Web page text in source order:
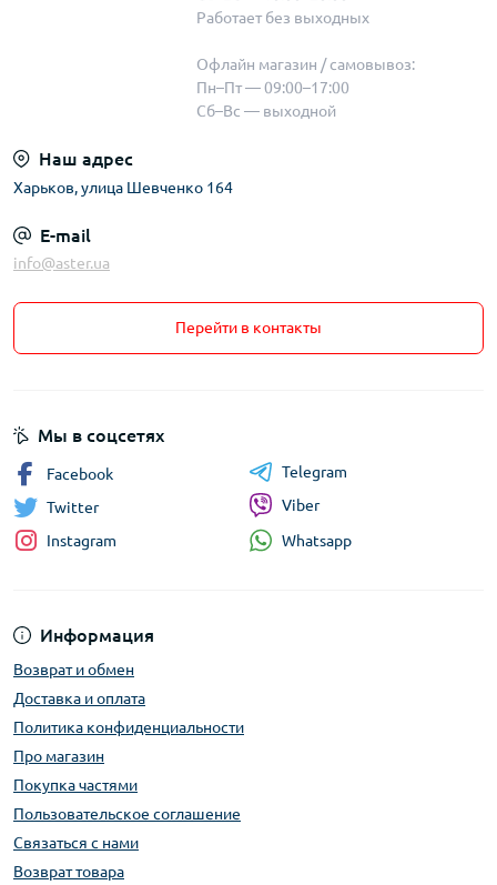
Работает без выходных
Офлайн магазин / самовывоз:
Пн–Пт — 09:00–17:00
Сб–Вс — выходной
Наш адрес
Харьков, улица Шевченко 164
E-mail
info@aster.ua
Перейти в контакты
Информация
Возврат и обмен
Доставка и оплата
Политика конфиденциальности
Про магазин
Покупка частями
Пользовательское соглашение
Связаться с нами
Возврат товара
Мы в соцсетях
Facebook
Twitter
Instagram
Telegram
Viber
Whatsapp